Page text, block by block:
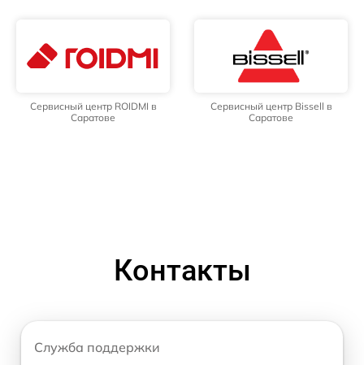
Сервисный центр ROIDMI в
Саратове
Сервисный центр Bissell в
Саратове
Контакты
Служба поддержки